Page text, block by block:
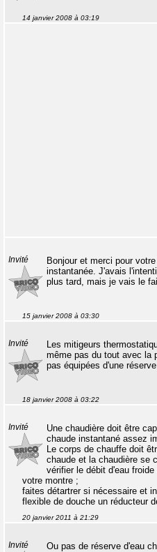
14 janvier 2008 à 03:19
Invité
Bonjour et merci pour
instantanée. J'avais
plus tard, mais je vais le
15 janvier 2008 à 03:30
Invité
Les mitigeurs
même pas du tout avec la
pas équipées d'une
18 janvier 2008 à 03:22
Invité
Une chaudière doit être
chaude instantané assez
Le corps de chauffe doit
chaude et la chaudière se
vérifier le débit d'eau
votre montre ;
faites détartrer si nécessaire et
flexible de douche un réducteur
20 janvier 2011 à 21:29
Invité
Ou pas de réserve d'eau